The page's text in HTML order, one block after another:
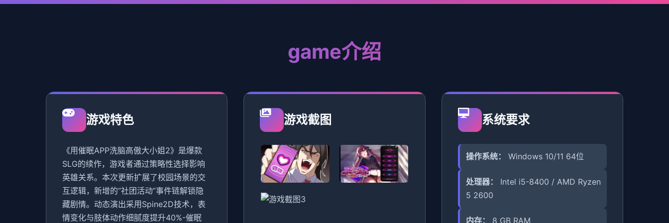
game介绍
游戏特色
《用催眠APP洗脑高傲大小姐2》是爆款
SLG的续作，游戏者通过策略性选择影响
英雄关系。本次更新扩展了校园场景的交
互逻辑，新增的“社团活动”事件链解锁隐
藏剧情。动态演出采用Spine2D技术，表
情变化与肢体动作细腻度提升40%-催眠
游戏截图 系统要求
操作系统： Windows 10/11 64位
处理器：
Intel i5-8400 / AMD Ryzen
5 2600
内存： 8 GB RAM